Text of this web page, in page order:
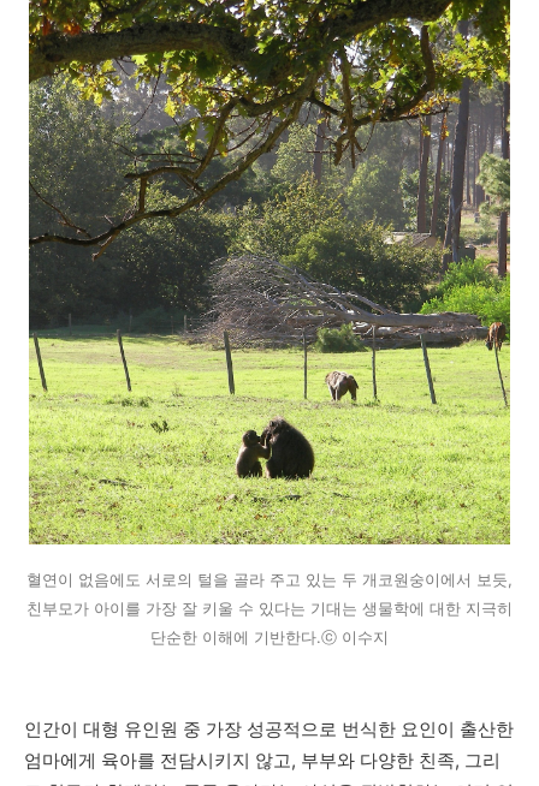
혈연이 없음에도 서로의 털을 골라 주고 있는 두 개코원숭이에서 보듯,
친부모가 아이를 가장 잘 키울 수 있다는 기대는 생물학에 대한 지극히
단순한 이해에 기반한다.ⓒ 이수지
인간이 대형 유인원 중 가장 성공적으로 번식한 요인이 출산한
엄마에게 육아를 전담시키지 않고, 부부와 다양한 친족, 그리